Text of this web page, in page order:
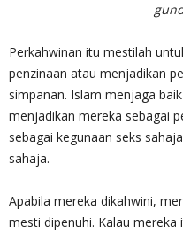
Perkahwinan itu mestilah
penzinaan atau menjadikan
simpanan. Islam menjaga
menjadikan mereka sebagai
sebagai kegunaan seks
sahaja.
Apabila mereka dikahwini,
mesti dipenuhi. Kalau